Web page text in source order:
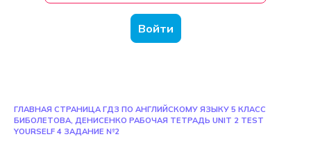
Войти
ГЛАВНАЯ СТРАНИЦА ГДЗ ПО АНГЛИЙСКОМУ ЯЗЫКУ 5 КЛАСС
БИБОЛЕТОВА, ДЕНИСЕНКО РАБОЧАЯ ТЕТРАДЬ UNIT 2 TEST
YOURSELF 4 ЗАДАНИЕ №2